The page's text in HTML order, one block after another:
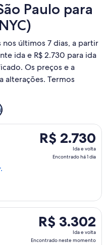
Paulo para
últimos 7 dias, a partir
ida e R$ 2.730 para ida
Os preços e a
alterações. Termos
R$ 2.730
Ida
dia
R$ 2.730
Ida e volta
Encontrado há 1 dia
em qui., 4 de mar. de
R$ 3.302
Ida
e
R$ 3.302
Ida e volta
Encontrado neste momento
em ter., 29 de set. de